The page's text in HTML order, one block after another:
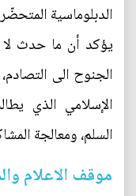
الدبلوماسية
يؤكد أن ما حدث لا
الجنوح الى
الإسلامي الذي
السلم، ومعالجة
موقف الاعلام